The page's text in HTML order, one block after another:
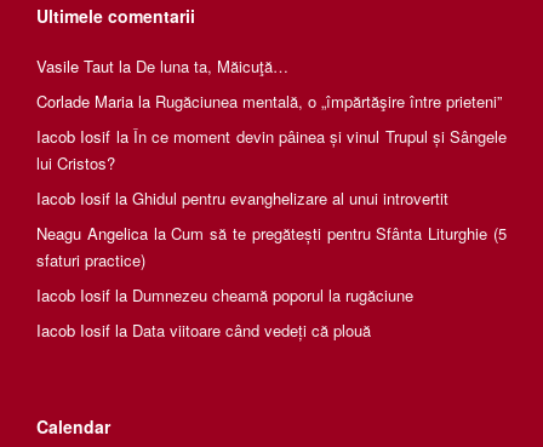
Ultimele comentarii
Vasile Taut la De luna ta, Măicuţă…
Corlade Maria la Rugăciunea mentală, o „împărtăşire între prieteni”
Iacob Iosif la În ce moment devin pâinea și vinul Trupul și Sângele
lui Cristos?
Iacob Iosif la Ghidul pentru evanghelizare al unui introvertit
Neagu AngelicalaCum să te pregătești pentru Sfânta Liturghie (5
sfaturi practice)
Iacob Iosif la Dumnezeu cheamă poporul la rugăciune
Iacob Iosif la Data viitoare când vedeți că plouă
Calendar